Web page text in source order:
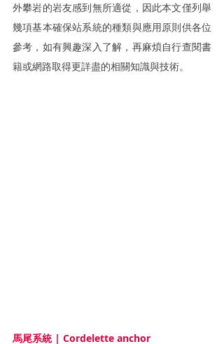
外攀岩的岩友感到無所適從，因此本文僅列舉
幾項基本確保站系統的種類與應用原則供各位
參考，如有興趣深入了解，再麻煩自行查閱書
籍或網路取得更詳盡的相關知識與技術。
馬尾系統 | Cordelette anchor